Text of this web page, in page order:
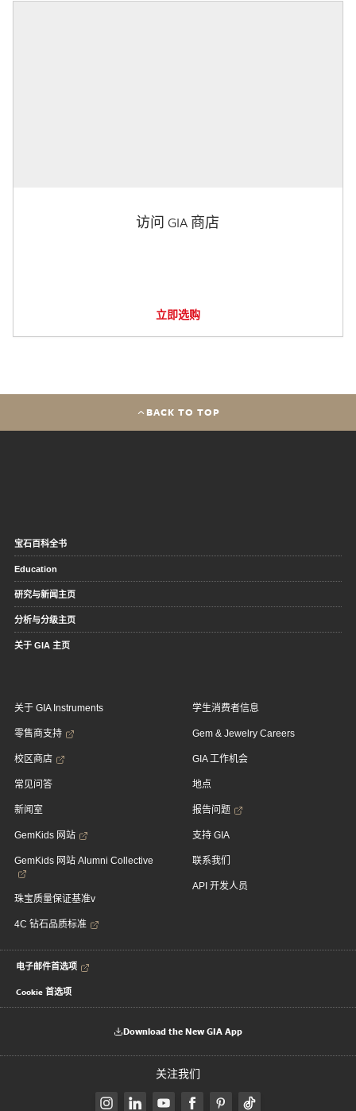
访问 GIA 商店
立即选购
BACK TO TOP
宝石百科全书
Education
研究与新闻主页
分析与分级主页
关于 GIA 主页
关于 GIA Instruments
零售商支持
校区商店
常见问答
新闻室
GemKids 网站
GemKids 网站 Alumni Collective
珠宝质量保证基准v
4C 钻石品质标准
学生消费者信息
Gem & Jewelry Careers
GIA 工作机会
地点
报告问题
支持 GIA
联系我们
API 开发人员
电子邮件首选项
Cookie 首选项
Download the New GIA App
关注我们